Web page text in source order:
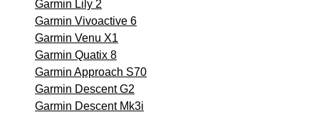
Garmin Lily 2
Garmin Vivoactive 6
Garmin Venu X1
Garmin Quatix 8
Garmin Approach S70
Garmin Descent G2
Garmin Descent Mk3i